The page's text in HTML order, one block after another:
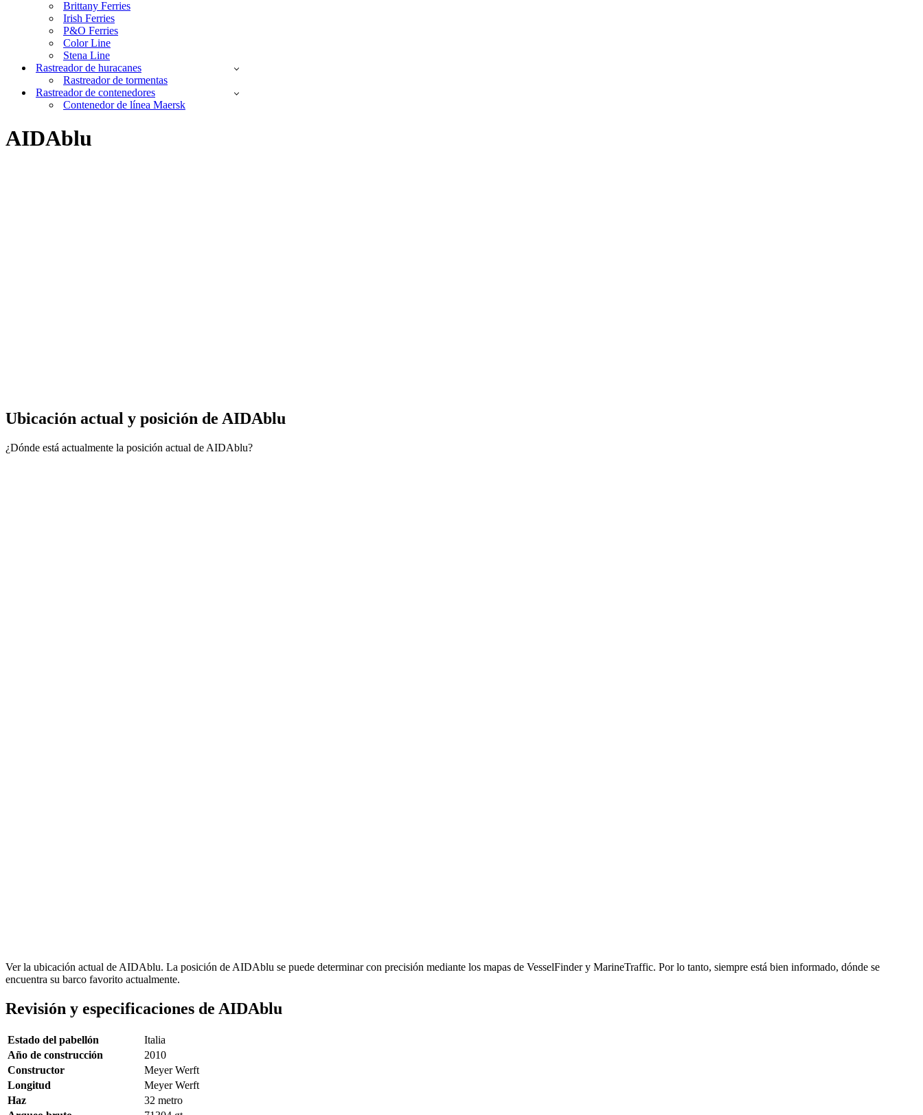
Brittany Ferries
Irish Ferries
P&O Ferries
Color Line
Stena Line
Rastreador de huracanes
Rastreador de tormentas
Rastreador de contenedores
Contenedor de línea Maersk
AIDAblu
Ubicación actual y posición de AIDAblu
¿Dónde está actualmente la posición actual de AIDAblu?
Ver la ubicación actual de AIDAblu. La posición de AIDAblu se puede determinar con precisión mediante los mapas de VesselFinder y MarineTraffic. Por lo tanto, siempre está bien informado, dónde se
encuentra su barco favorito actualmente.
Revisión y especificaciones de AIDAblu
Estado del pabellón
Italia
Año de construcción
2010
Constructor
Meyer Werft
Longitud
Meyer Werft
Haz
32 metro